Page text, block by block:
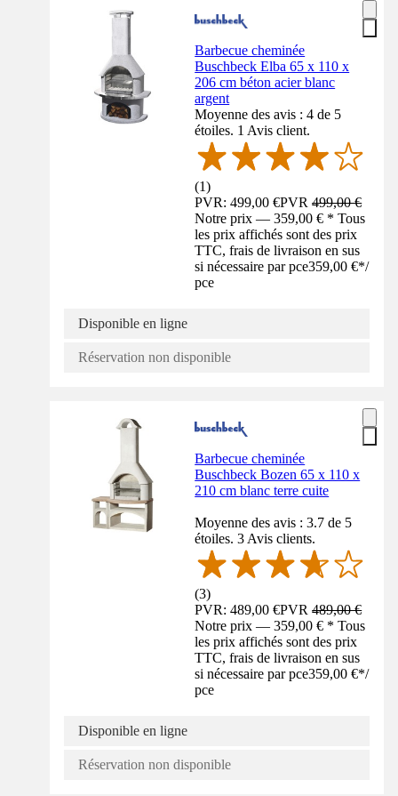
Barbecue cheminée
Buschbeck Elba 65 x 110 x
206 cm béton acier blanc
argent
Moyenne des avis : 4 de 5
étoiles. 1 Avis client.
(1)
PVR: 499,00 €PVR499,00 €
Notre prix — 359,00 € * Tous
les prix affichés sont des prix
TTC, frais de livraison en sus
si nécessaire par pce359,00 €*/
pce
Disponible en ligne
Réservation non disponible
Barbecue cheminée
Buschbeck Bozen 65 x 110 x
210 cm blanc terre cuite
Moyenne des avis : 3.7 de 5
étoiles. 3 Avis clients.
(3)
PVR: 489,00 €PVR489,00 €
Notre prix — 359,00 € * Tous
les prix affichés sont des prix
TTC, frais de livraison en sus
si nécessaire par pce359,00 €*/
pce
Disponible en ligne
Réservation non disponible